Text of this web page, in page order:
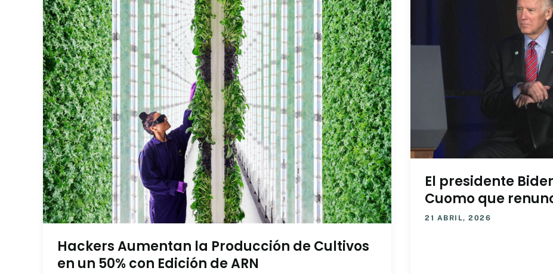
Hackers Aumentan la Producción de Cultivos
en un 50% con Edición de ARN
El presidente
Cuomo que
21 ABRIL, 2026